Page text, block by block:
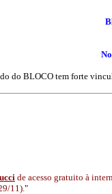
do BLOCO tem forte
de acesso gratuito à
11)."